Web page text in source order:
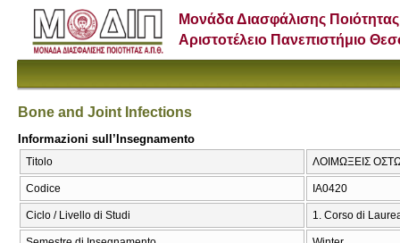
Μονάδα Διασφάλισης Ποιότητας
Αριστοτέλειο Πανεπιστήμιο
Bone and Joint Infections
Informazioni sull’Insegnamento
Titolo ΛΟΙΜΩΞΕΙΣ
Codice ΙΑ0420
Ciclo / Livello di Studi 1. Corso di